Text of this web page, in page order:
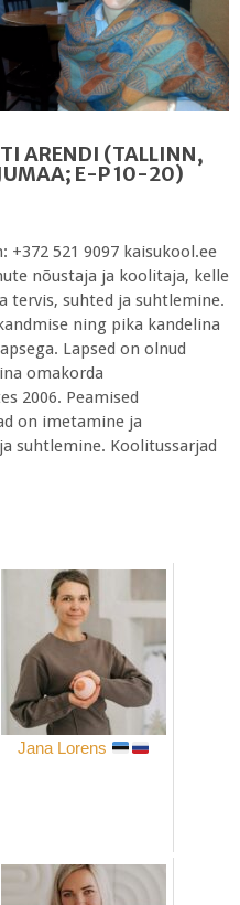
ARENDI (TALLINN,
E-P 10-20)
521 9097 kaisukool.ee
nõustaja ja koolitaja, kelle
tervis, suhted ja suhtlemine.
ning pika kandelina
Lapsed on olnud
omakorda
2006. Peamised
on imetamine ja
suhtlemine. Koolitussarjad
Jana Lorens